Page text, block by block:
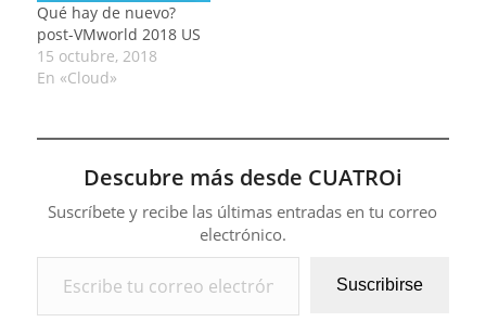
Qué hay de nuevo?
post-VMworld 2018 US
15 octubre, 2018
En «Cloud»
Descubre más desde CUATROi
Suscríbete y recibe las últimas entradas en tu correo
electrónico.
Escribe tu correo electrónico…
Suscribirse